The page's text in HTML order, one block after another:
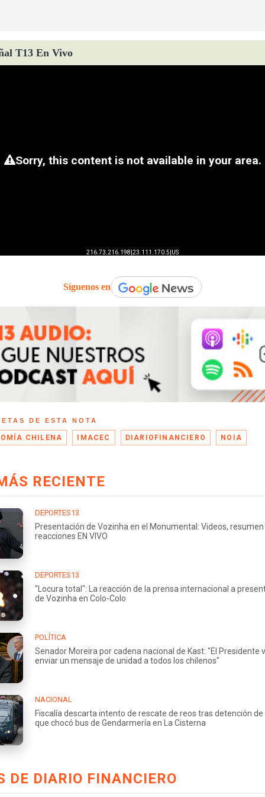
T13 En Vivo
Síguenos en
DE ESTA NOTA
CHILENA IMACEC DIARIOFINANCIERO NOIA
RECIENTE
DEPORTES13
Presentación de Vozinha en el Monumental: Videos, resumen
reacciones EN VIVO
DEPORTES13
"Locura total": La reacción de la prensa internacional a
de Vozinha en Colo-Colo
POLÍTICA
Senador Moreira por cadena nacional de Kast: "El Presidente
enviar un mensaje de unidad a todos los chilenos"
NACIONAL
Fiscalía descarta intento de rescate de reos tras detención
que chocó bus de Gendarmería en La Cisterna
DE DIARIO FINANCIERO